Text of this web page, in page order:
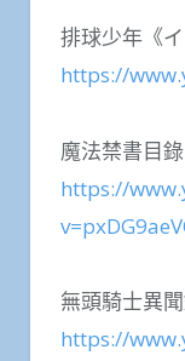
排球少年《
https://
魔法禁書目
https://
無頭騎士異
https://